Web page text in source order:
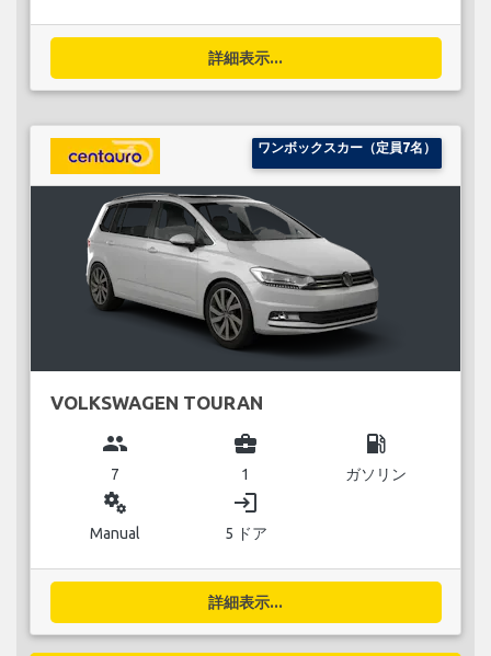
詳細表示...
ワンボックスカー（定員7名）
VOLKSWAGEN TOURAN
group
7
business_center
1
local_gas_station
ガソリン
miscellaneous_services
Manual
login
5 ドア
詳細表示...